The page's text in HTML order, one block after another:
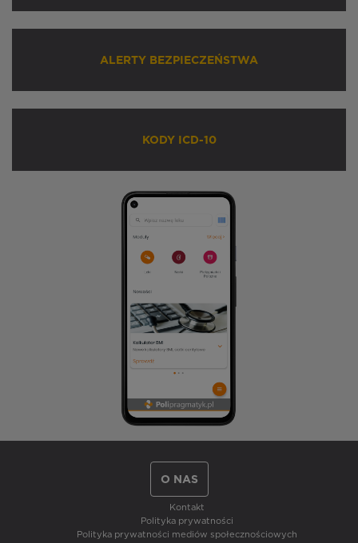
ALERTY BEZPIECZEŃSTWA
KODY ICD-10
O NAS
Kontakt
Polityka prywatności
Polityka prywatności mediów społecznościowych